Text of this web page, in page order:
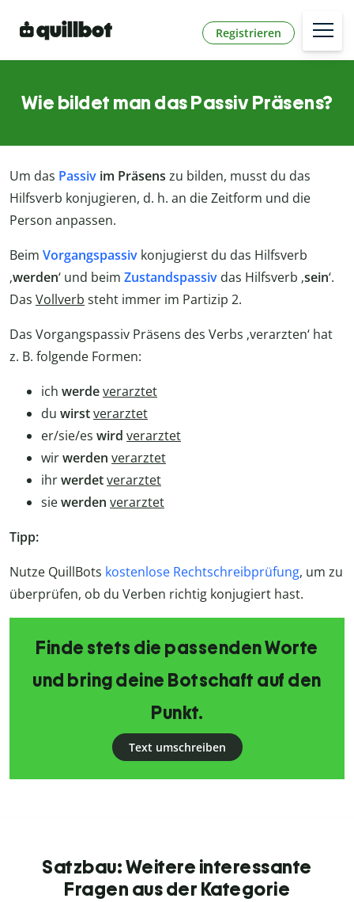
Registrieren
Wie bildet man das Passiv Präsens?
Um das Passiv im Präsens zu bilden, musst du das
Hilfsverb konjugieren, d. h. an die Zeitform und die
Person anpassen.
Beim Vorgangspassiv konjugierst du das Hilfsverb
‚werden‘ und beim Zustandspassiv das Hilfsverb ‚sein‘.
Das Vollverb steht immer im Partizip 2.
Das Vorgangspassiv Präsens des Verbs ‚verarzten‘ hat
z. B. folgende Formen:
ich werdeverarztet
du wirstverarztet
er/sie/es wird verarztet
wirwerden verarztet
ihrwerdetverarztet
siewerden verarztet
Tipp:
Nutze QuillBots kostenlose Rechtschreibprüfung, um zu
überprüfen, ob du Verben richtig konjugiert hast.
Finde stets die passenden Worte
und bring deine Botschaft auf den
Punkt.
Text umschreiben
Satzbau: Weitere interessante
Fragen aus der Kategorie